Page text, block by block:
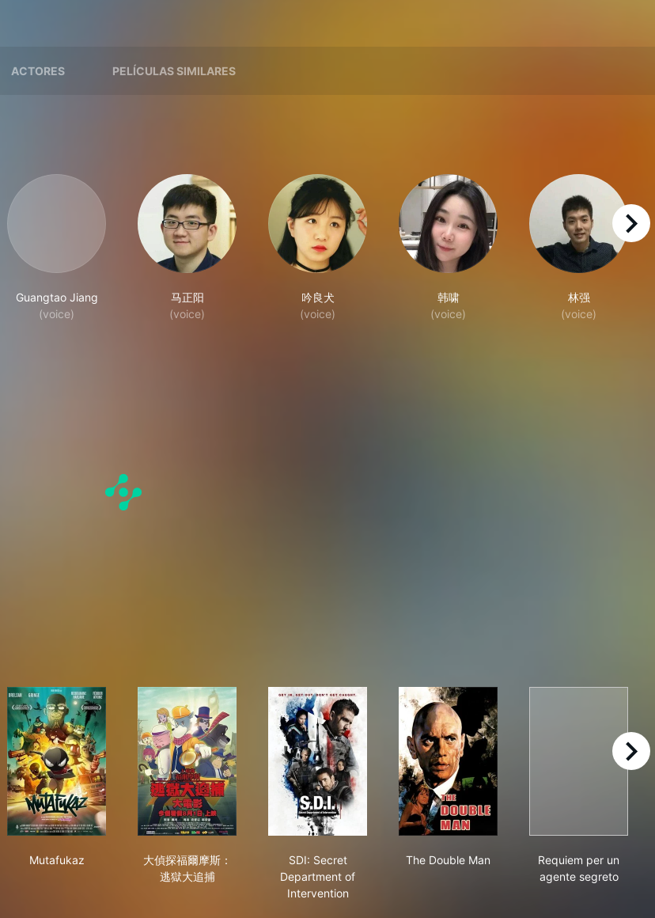
ACTORES PELÍCULAS SIMILARES
Guangtao Jiang
(voice)
马正阳
(voice)
吟良犬
(voice)
韩啸
(voice)
林强
(voice)
right
Mutafukaz
大偵探福爾摩斯：
逃獄大追捕
SDI: Secret
Department of
Intervention
The Double Man
Requiem per un
agente segreto
right